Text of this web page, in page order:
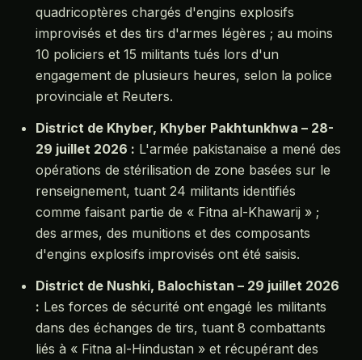
quadricoptères chargés d'engins explosifs
improvisés et des tirs d'armes légères ; au moins
10 policiers et 15 militants tués lors d'un
engagement de plusieurs heures, selon la police
provinciale et Reuters.
District de Khyber, Khyber Pakhtunkhwa – 28-
29 juillet 2026 : L'armée pakistanaise a mené des
opérations de stérilisation de zone basées sur le
renseignement, tuant 24 militants identifiés
comme faisant partie de « Fitna al-Khawarij » ;
des armes, des munitions et des composants
d'engins explosifs improvisés ont été saisis.
District de Nushki, Balochistan – 29 juillet 2026
: Les forces de sécurité ont engagé les militants
dans des échanges de tirs, tuant 8 combattants
liés à « Fitna al-Hindustan » et récupérant des